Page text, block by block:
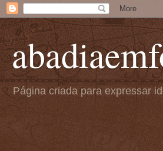
Página criada para expressar